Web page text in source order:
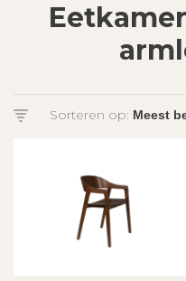
Sorteren op: